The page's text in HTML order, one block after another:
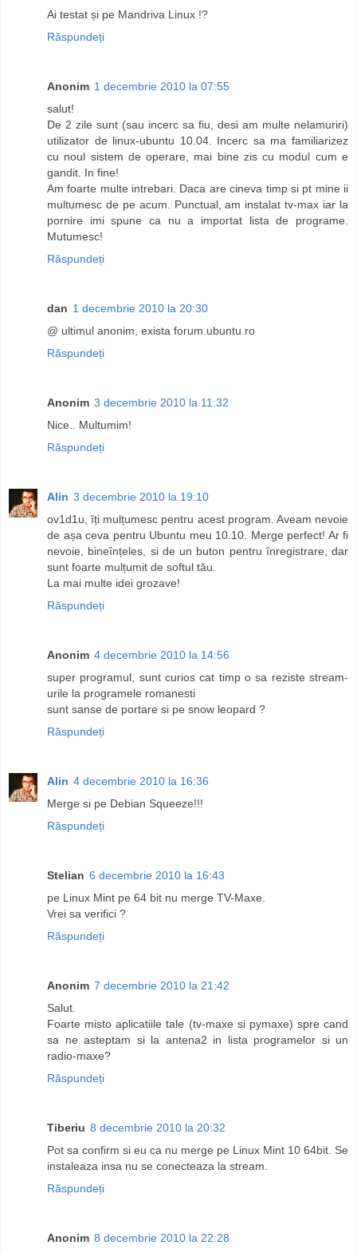
Ai testat și pe Mandriva Linux !?
Răspundeți
Anonim 1 decembrie 2010 la 07:55
salut!
De 2 zile sunt (sau incerc sa fiu, desi am multe nelamuriri)
utilizator de linux-ubuntu 10.04. Incerc sa ma familiarizez
cu noul sistem de operare, mai bine zis cu modul cum e
gandit. In fine!
Am foarte multe intrebari. Daca are cineva timp si pt mine ii
multumesc de pe acum. Punctual, am instalat tv-max iar la
pornire imi spune ca nu a importat lista de programe.
Mutumesc!
Răspundeți
dan 1 decembrie 2010 la 20:30
@ ultimul anonim, exista forum.ubuntu.ro
Răspundeți
Anonim 3 decembrie 2010 la 11:32
Nice.. Multumim!
Răspundeți
Alin 3 decembrie 2010 la 19:10
ov1d1u, îți mulțumesc pentru acest program. Aveam nevoie
de așa ceva pentru Ubuntu meu 10.10. Merge perfect! Ar fi
nevoie, bineînțeles, si de un buton pentru înregistrare, dar
sunt foarte mulțumit de softul tău.
La mai multe idei grozave!
Răspundeți
Anonim 4 decembrie 2010 la 14:56
super programul, sunt curios cat timp o sa reziste stream-
urile la programele romanesti
sunt sanse de portare si pe snow leopard ?
Răspundeți
Alin 4 decembrie 2010 la 16:36
Merge si pe Debian Squeeze!!!
Răspundeți
Stelian 6 decembrie 2010 la 16:43
pe Linux Mint pe 64 bit nu merge TV-Maxe.
Vrei sa verifici ?
Răspundeți
Anonim 7 decembrie 2010 la 21:42
Salut.
Foarte misto aplicatiile tale (tv-maxe si pymaxe) spre cand
sa ne asteptam si la antena2 in lista programelor si un
radio-maxe?
Răspundeți
Tiberiu 8 decembrie 2010 la 20:32
Pot sa confirm si eu ca nu merge pe Linux Mint 10 64bit. Se
instaleaza insa nu se conecteaza la stream.
Răspundeți
Anonim 8 decembrie 2010 la 22:28